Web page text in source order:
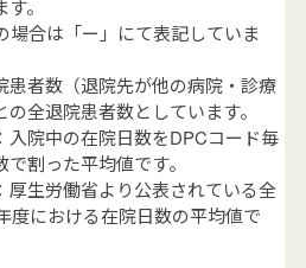
。
場合は「ー」にて表記していま
患者数（退院先が他の病院・診療
全退院患者数としています。
入院中の在院日数をDPCコード毎
割った平均値です。
厚生労働省より公表されている全
度における在院日数の平均値で